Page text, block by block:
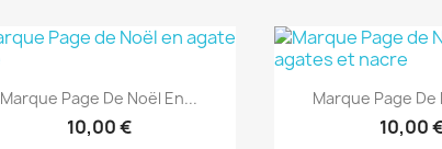
EXCLUSIVITÉ WEB
Aperçu rapide
Marque Page De Noël En...
10,00 €
Aperçu
Marque Page De
10,00